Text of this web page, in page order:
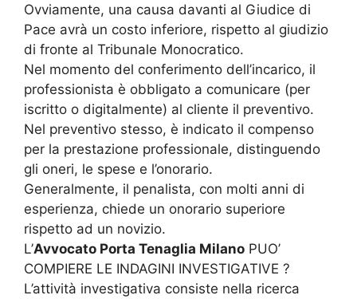
Ovviamente, una causa davanti al Giudice di
Pace avrà un costo inferiore, rispetto al giudizio
di fronte al Tribunale Monocratico.
Nel momento del conferimento dell’incarico, il
professionista è obbligato a comunicare (per
iscritto o digitalmente) al cliente il preventivo.
Nel preventivo stesso, è indicato il compenso
per la prestazione professionale, distinguendo
gli oneri, le spese e l’onorario.
Generalmente, il penalista, con molti anni di
esperienza, chiede un onorario superiore
rispetto ad un novizio.
L’Avvocato Porta Tenaglia Milano PUO’
COMPIERE LE INDAGINI INVESTIGATIVE ?
L’attività investigativa consiste nella ricerca